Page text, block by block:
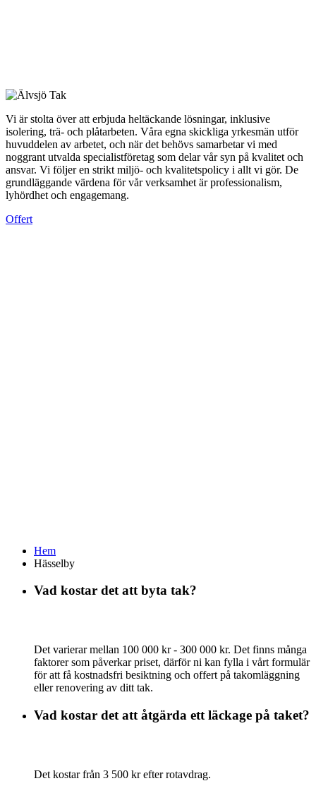
Vi är stolta över att erbjuda heltäckande lösningar, inklusive
isolering, trä- och plåtarbeten. Våra egna skickliga yrkesmän utför
huvuddelen av arbetet, och när det behövs samarbetar vi med
noggrant utvalda specialistföretag som delar vår syn på kvalitet och
ansvar. Vi följer en strikt miljö- och kvalitetspolicy i allt vi gör. De
grundläggande värdena för vår verksamhet är professionalism,
lyhördhet och engagemang.
Offert
Hem
Hässelby
Vad kostar det att byta tak?
Det varierar mellan 100 000 kr - 300 000 kr. Det finns många
faktorer som påverkar priset, därför ni kan fylla i vårt formulär
för att få kostnadsfri besiktning och offert på takomläggning
eller renovering av ditt tak.
Vad kostar det att åtgärda ett läckage på taket?
Det kostar från 3 500 kr efter rotavdrag.